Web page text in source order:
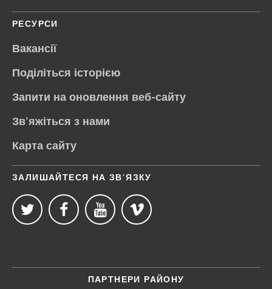
РЕСУРСИ
Вакансії
Поділіться історією
Запити на оновлення веб-сайту
Зв'яжіться з нами
Карта сайту
ЗАЛИШАЙТЕСЯ НА ЗВ’ЯЗКУ
ПАРТНЕРИ РАЙОНУ